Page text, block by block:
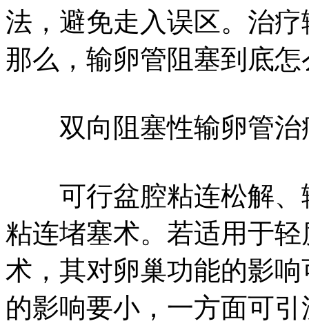
法，避免走入误区。治
那么，输卵管阻塞到底
双向阻塞性输卵管治
可行盆腔粘连松解、
粘连堵塞术。若适用于
术，其对卵巢功能的影
的影响要小，一方面可